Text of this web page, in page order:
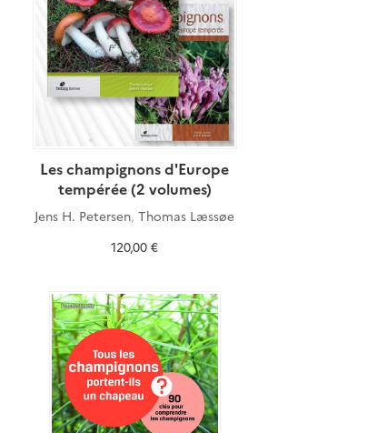
Les champignons d'Europe
tempérée (2 volumes)
Jens H. Petersen,Thomas Læssøe
120,00 €